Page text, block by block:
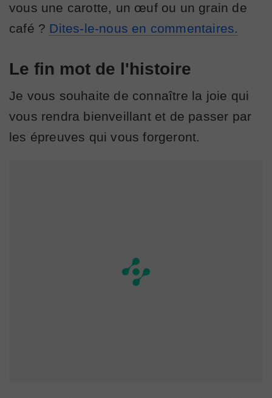
vous une carotte, un œuf ou un grain de
café ? Dites-le-nous en commentaires.
Le fin mot de l'histoire
Je vous souhaite de connaître la joie qui
vous rendra bienveillant et de passer par
les épreuves qui vous forgeront.